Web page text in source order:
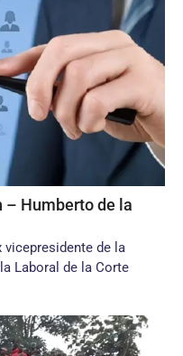
– Humberto de la
vicepresidente de la
Laboral de la Corte